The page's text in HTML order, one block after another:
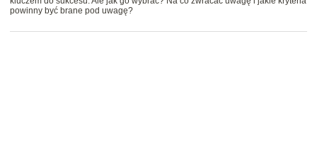
powinny być brane pod uwagę?